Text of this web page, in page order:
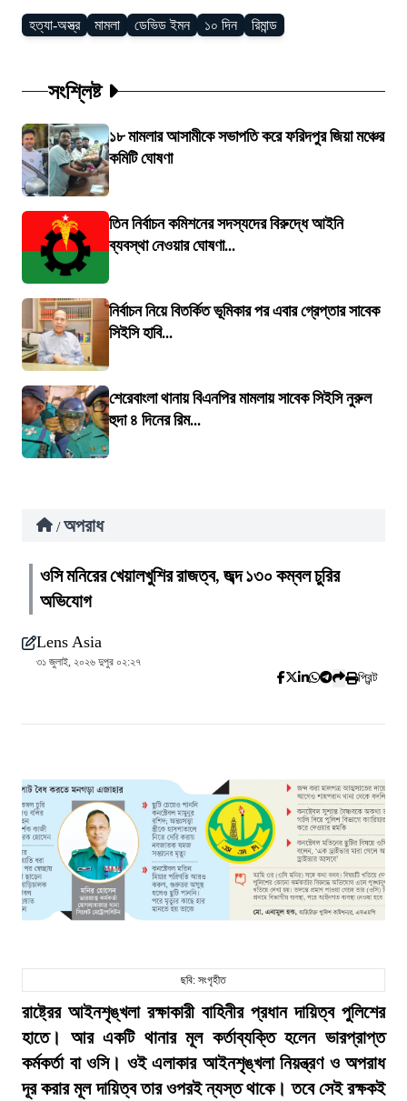
হত্যা-অস্ত্র মামলা ডেভিড ইমন ১০ দিন রিমান্ড
সংশ্লিষ্ট
১৮ মামলার আসামীকে সভাপতি করে ফরিদপুর জিয়া মঞ্চের
কমিটি ঘোষণা
তিন নির্বাচন কমিশনের সদস্যদের বিরুদ্ধে আইনি
ব্যবস্থা নেওয়ার ঘোষণা...
নির্বাচন নিয়ে বিতর্কিত ভূমিকার পর এবার গ্রেপ্তার সাবেক
সিইসি হাবি...
শেরেবাংলা থানায় বিএনপির মামলায় সাবেক সিইসি নুরুল
হুদা ৪ দিনের রিম...
/ অপরাধ
ওসি মনিরের খেয়ালখুশির রাজত্ব, জব্দ ১৩০ কম্বল চুরির
অভিযোগ
Lens Asia
৩১ জুলাই, ২০২৬ দুপুর ০২:২৭
প্রিন্ট
ছবি: সংগৃহীত
রাষ্ট্রের আইনশৃঙ্খলা রক্ষাকারী বাহিনীর প্রধান দায়িত্ব পুলিশের
হাতে। আর একটি থানার মূল কর্তাব্যক্তি হলেন ভারপ্রাপ্ত
কর্মকর্তা বা ওসি। ওই এলাকার আইনশৃঙ্খলা নিয়ন্ত্রণ ও অপরাধ
দূর করার মূল দায়িত্ব তার ওপরই ন্যস্ত থাকে। তবে সেই রক্ষকই